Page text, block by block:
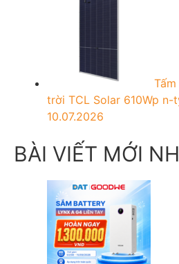
trời TCL Solar 610Wp n-
10.07.2026
BÀI VIẾT MỚI